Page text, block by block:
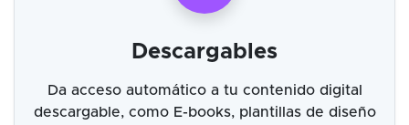
Descargables
Da acceso automático a tu contenido digital
descargable, como E-books, plantillas de diseño